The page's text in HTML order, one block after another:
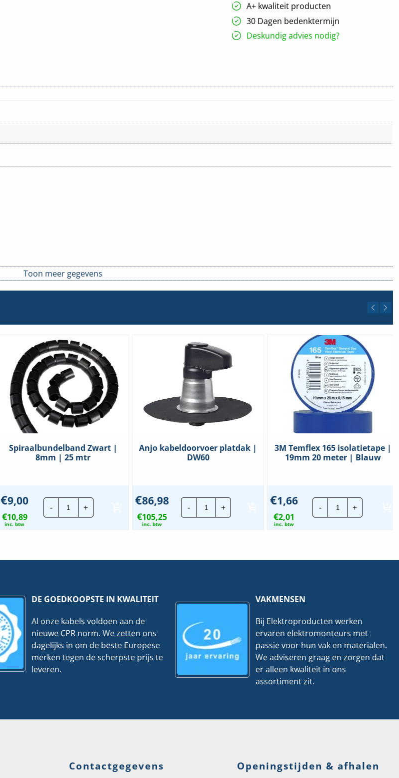
2,4/1,2mm
|
10
meter
hoeveelheid
A+ kwaliteit producten
30 Dagen bedenktermijn
Deskundig advies nodig?
Toon meer gegevens
Spiraalbundelband Zwart |
8mm | 25 mtr
€9,00
€10,89
inc. btw
-
Spiraalbundelband
Zwart
|
+
Anjo kabeldoorvoer platdak |
DW60
€86,98
€105,25
inc. btw
-
Anjo
kabeldoorvoer
platdak
+
3M Temflex 165 isolatietape |
19mm 20 meter | Blauw
€1,66
€2,01
inc. btw
-
3M
Temflex
165
+
DE GOEDKOOPSTE IN KWALITEIT
Al onze kabels voldoen aan de
nieuwe CPR norm. We zetten ons
dagelijks in om de beste Europese
merken tegen de scherpste prijs te
leveren.
VAKMENSEN
Bij Elektroproducten werken
ervaren elektromonteurs met
passie voor hun vak en materialen.
We adviseren graag en zorgen dat
er alleen kwaliteit in ons
assortiment zit.
Contactgegevens Openingstijden & afhalen